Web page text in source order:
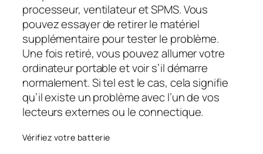
processeur, ventilateur et SPMS. Vous
pouvez essayer de retirer le matériel
supplémentaire pour tester le problème.
Une fois retiré, vous pouvez allumer votre
ordinateur portable et voir s’il démarre
normalement. Si tel est le cas, cela signifie
qu’il existe un problème avec l’un de vos
lecteurs externes ou le connectique.
Vérifiez votre batterie